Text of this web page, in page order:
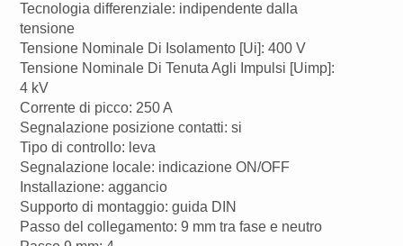
Tecnologia differenziale: indipendente dalla
tensione
Tensione Nominale Di Isolamento [Ui]: 400 V
Tensione Nominale Di Tenuta Agli Impulsi [Uimp]:
4 kV
Corrente di picco: 250 A
Segnalazione posizione contatti: si
Tipo di controllo: leva
Segnalazione locale: indicazione ON/OFF
Installazione: aggancio
Supporto di montaggio: guida DIN
Passo del collegamento: 9 mm tra fase e neutro